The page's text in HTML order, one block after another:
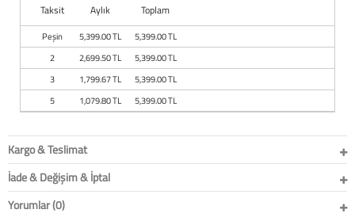
Taksit Aylık Toplam
Peşin 5,399.00 TL
5,399.00 TL
2
2,699.50 TL
5,399.00 TL
3
1,799.67 TL
5,399.00 TL
5
1,079.80 TL 5,399.00 TL
Kargo & Teslimat
İade & Değişim & İptal
Yorumlar (0)